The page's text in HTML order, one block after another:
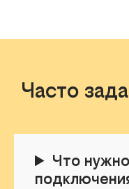
Часто
Что